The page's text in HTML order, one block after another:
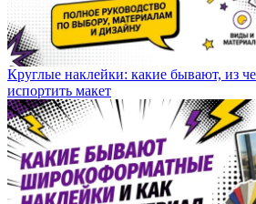
Круглые наклейки: какие бывают, из
испортить макет